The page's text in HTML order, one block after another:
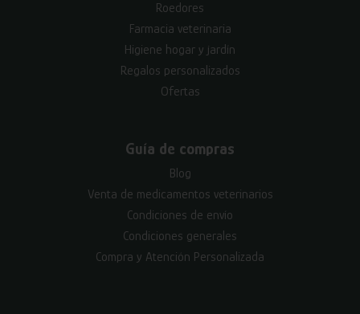
Roedores
Farmacia veterinaria
Higiene hogar y jardín
Regalos personalizados
Ofertas
Guía de compras
Blog
Venta de medicamentos veterinarios
Condiciones de envío
Condiciones generales
Compra y Atención Personalizada